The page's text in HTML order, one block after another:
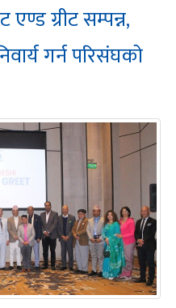
ग्रीट सम्पन्न,
गर्न परिसंघको